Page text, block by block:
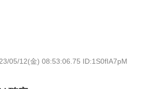
05/12(金) 08:53:06.75 ID:1S0fIA7pM